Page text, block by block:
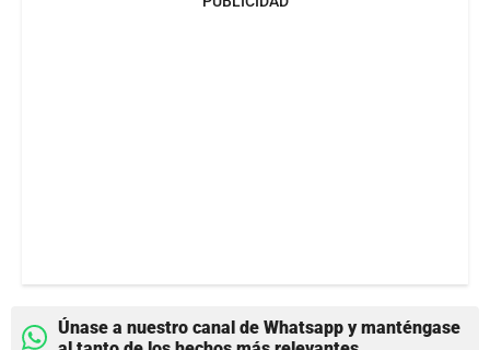
Únase a nuestro canal de Whatsapp y manténgase